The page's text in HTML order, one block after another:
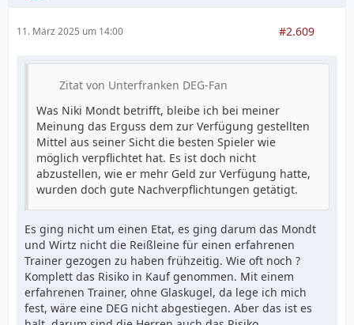
11. März 2025 um 14:00 #2.609
Zitat von Unterfranken DEG-Fan
Was Niki Mondt betrifft, bleibe ich bei meiner
Meinung das Erguss dem zur Verfügung gestellten
Mittel aus seiner Sicht die besten Spieler wie
möglich verpflichtet hat. Es ist doch nicht
abzustellen, wie er mehr Geld zur Verfügung hatte,
wurden doch gute Nachverpflichtungen getätigt.
Es ging nicht um einen Etat, es ging darum das Mondt
und Wirtz nicht die Reißleine für einen erfahrenen
Trainer gezogen zu haben frühzeitig. Wie oft noch ?
Komplett das Risiko in Kauf genommen. Mit einem
erfahrenen Trainer, ohne Glaskugel, da lege ich mich
fest, wäre eine DEG nicht abgestiegen. Aber das ist es